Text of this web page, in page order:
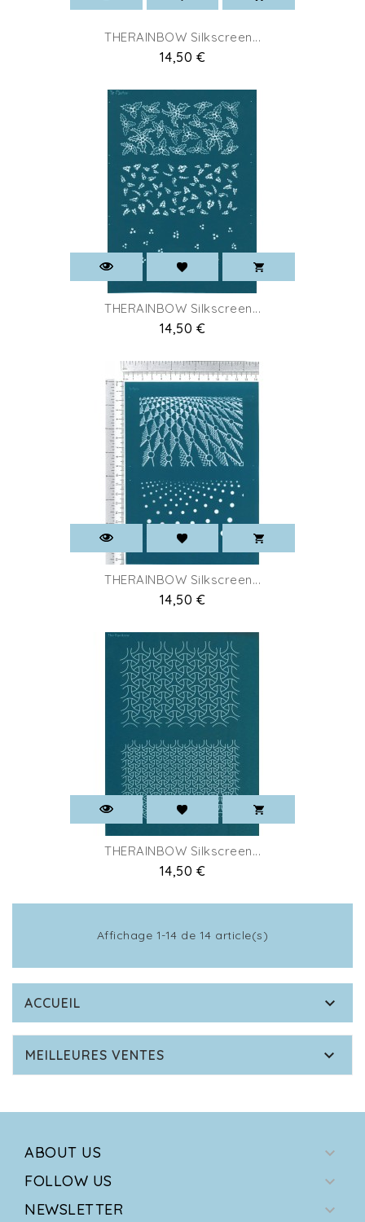
THERAINBOW Silkscreen...
Prix
14,50 €
THERAINBOW Silkscreen...
Prix
14,50 €
THERAINBOW Silkscreen...
Prix
14,50 €
THERAINBOW Silkscreen...
Prix
14,50 €
Affichage 1-14 de 14 article(s)
ACCUEIL 
MEILLEURES VENTES 
ABOUT US 
FOLLOW US 
NEWSLETTER 